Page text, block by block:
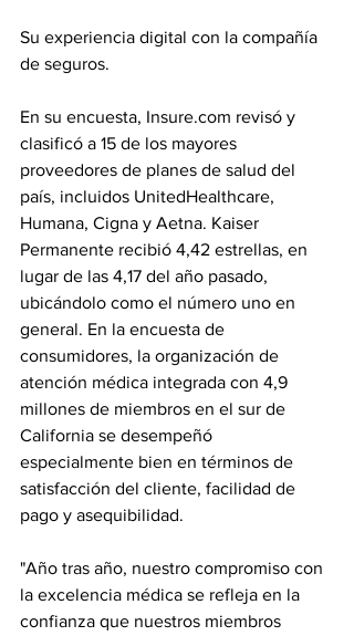
Su experiencia digital con la compañía
de seguros.
En su encuesta, Insure.com revisó y
clasificó a 15 de los mayores
proveedores de planes de salud del
país, incluidos UnitedHealthcare,
Humana, Cigna y Aetna. Kaiser
Permanente recibió 4,42 estrellas, en
lugar de las 4,17 del año pasado,
ubicándolo como el número uno en
general. En la encuesta de
consumidores, la organización de
atención médica integrada con 4,9
millones de miembros en el sur de
California se desempeñó
especialmente bien en términos de
satisfacción del cliente, facilidad de
pago y asequibilidad.
"Año tras año, nuestro compromiso con
la excelencia médica se refleja en la
confianza que nuestros miembros